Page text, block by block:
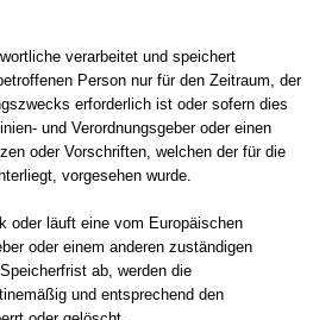
verarbeitet und speichert
Person nur für den Zeitraum, der
erforderlich ist oder sofern dies
und Verordnungsgeber oder einen
oder Vorschriften, welchen der für die
vorgesehen wurde.
oder läuft eine vom Europäischen
oder einem anderen zuständigen
ab, werden die
und entsprechend den